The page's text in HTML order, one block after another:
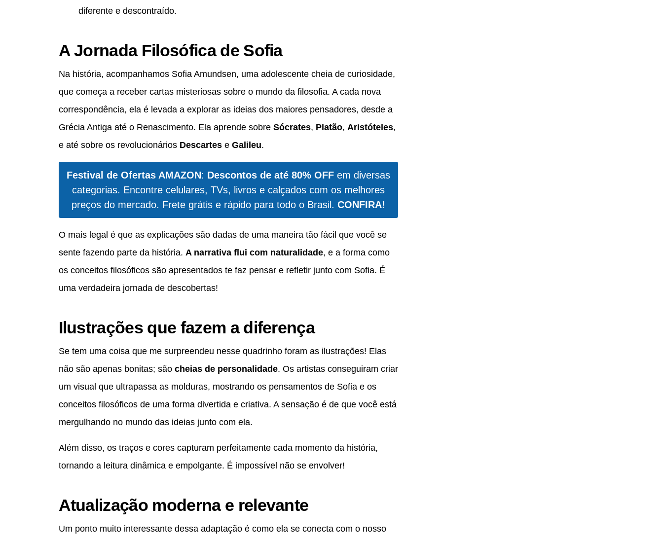
diferente e descontraído.
A Jornada Filosófica de Sofia
Na história, acompanhamos Sofia Amundsen, uma adolescente cheia de curiosidade,
que começa a receber cartas misteriosas sobre o mundo da filosofia. A cada nova
correspondência, ela é levada a explorar as ideias dos maiores pensadores, desde a
Grécia Antiga até o Renascimento. Ela aprende sobre Sócrates, Platão, Aristóteles,
e até sobre os revolucionários Descartese Galileu.
Festival de Ofertas AMAZON: Descontos de até 80% OFFem diversas
categorias. Encontre celulares, TVs, livros e calçados com os melhores
preços do mercado. Frete grátis e rápido para todo o Brasil. CONFIRA!
O mais legal é que as explicações são dadas de uma maneira tão fácil que você se
sente fazendo parte da história. A narrativa flui com naturalidade, e a forma como
os conceitos filosóficos são apresentados te faz pensar e refletir junto com Sofia. É
uma verdadeira jornada de descobertas!
Ilustrações que fazem a diferença
Se tem uma coisa que me surpreendeu nesse quadrinho foram as ilustrações! Elas
não são apenas bonitas; são cheias de personalidade. Os artistas conseguiram criar
um visual que ultrapassa as molduras, mostrando os pensamentos de Sofia e os
conceitos filosóficos de uma forma divertida e criativa. A sensação é de que você está
mergulhando no mundo das ideias junto com ela.
Além disso, os traços e cores capturam perfeitamente cada momento da história,
tornando a leitura dinâmica e empolgante. É impossível não se envolver!
Atualização moderna e relevante
Um ponto muito interessante dessa adaptação é como ela se conecta com o nosso